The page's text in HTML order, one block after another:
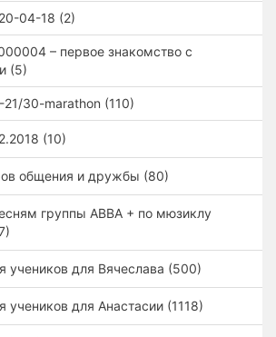
04-18 (2)
– первое знакомство с
(5)
30-marathon (110)
(10)
общения и дружбы (80)
группы ABBA + по мюзиклу
учеников для Вячеслава (500)
учеников для Анастасии (1118)